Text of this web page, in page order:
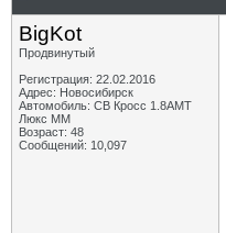
BigKot
Продвинутый
Регистрация: 22.02.2016
Адрес: Новосибирск
Автомобиль: СВ Кросс 1.8АМТ
Люкс ММ
Возраст: 48
Сообщений: 10,097